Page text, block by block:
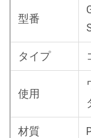
型番
タイプ
使用
材質